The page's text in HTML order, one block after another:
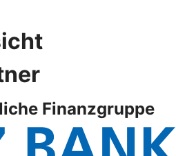
Finanzgruppe